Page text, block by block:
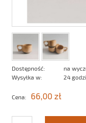
Dostępność:
na
Wysyłka w:
24
Cena: 66,00 zł